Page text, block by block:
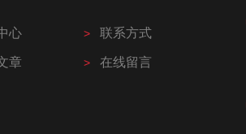
心
章
联系方式
在线留言